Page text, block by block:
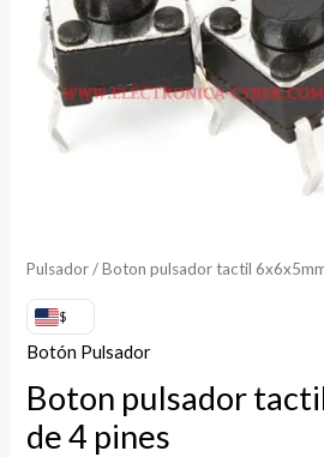
Pulsador/ Boton pulsador tactil
$
Botón Pulsador
Boton pulsador
de 4 pines
pines
cantidad